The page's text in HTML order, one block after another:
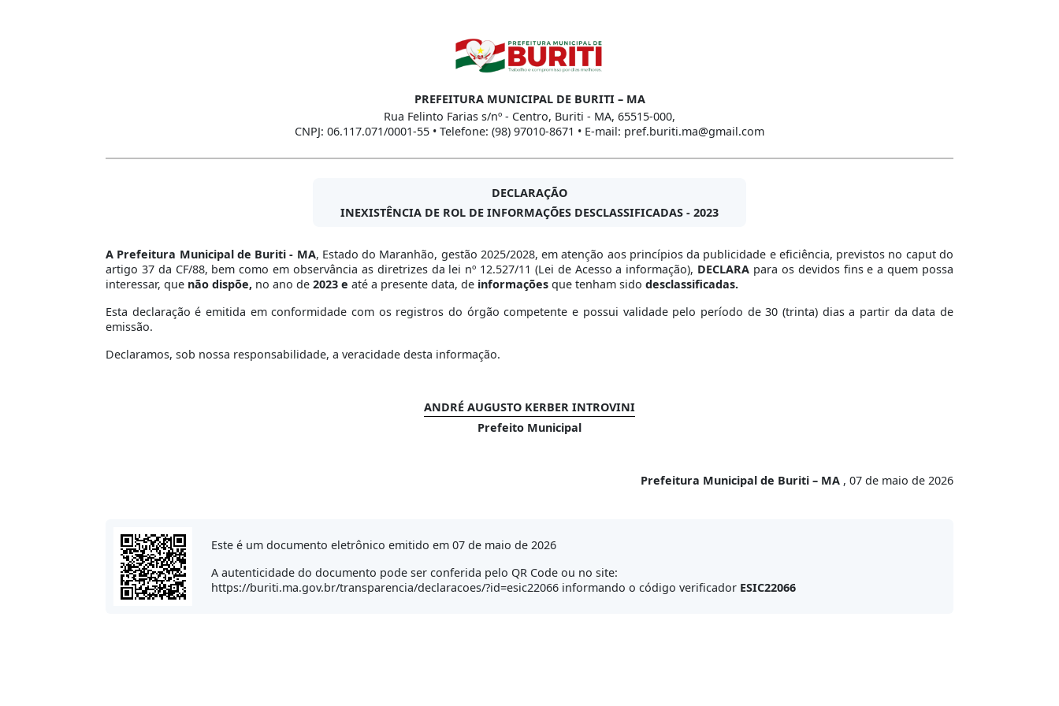
PREFEITURA MUNICIPAL DE BURITI – MA
Rua Felinto Farias s/nº - Centro, Buriti - MA, 65515-000,
CNPJ: 06.117.071/0001-55 • Telefone: (98) 97010-8671 • E-mail: pref.buriti.ma@gmail.com
DECLARAÇÃO
INEXISTÊNCIA DE ROL DE INFORMAÇÕES DESCLASSIFICADAS - 2023
A Prefeitura Municipal de Buriti - MA, Estado do Maranhão, gestão 2025/2028, em atenção aos princípios da publicidade e eficiência, previstos no caput do
artigo 37 da CF/88, bem como em observância as diretrizes da lei nº 12.527/11 (Lei de Acesso a informação), DECLARA para os devidos fins e a quem possa
interessar, que não dispõe, no ano de 2023 e até a presente data, de informações que tenham sido desclassificadas.
Esta declaração é emitida em conformidade com os registros do órgão competente e possui validade pelo período de 30 (trinta) dias a partir da data de
emissão.
Declaramos, sob nossa responsabilidade, a veracidade desta informação.
ANDRÉ AUGUSTO KERBER INTROVINI
Prefeito Municipal
Prefeitura Municipal de Buriti – MA , 07 de maio de 2026
Este é um documento eletrônico emitido em 07 de maio de 2026
A autenticidade do documento pode ser conferida pelo QR Code ou no site:
https://buriti.ma.gov.br/transparencia/declaracoes/?id=esic22066 informando o código verificador ESIC22066